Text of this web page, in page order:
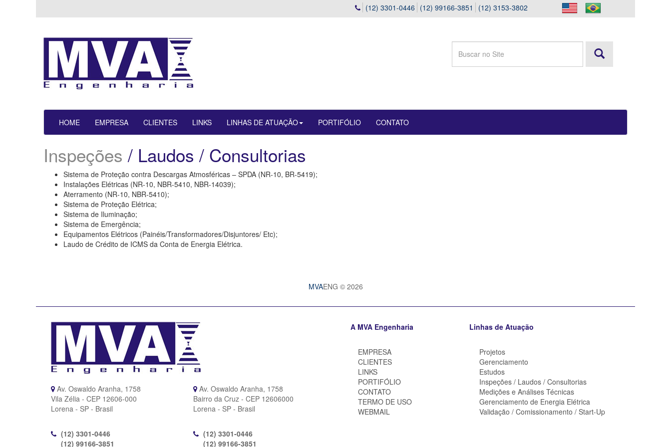
(12) 3301-0446 (12) 99166-3851 (12) 3153-3802
HOME EMPRESA CLIENTES LINKS LINHAS DE ATUAÇÃO PORTIFÓLIO CONTATO
Inspeções/ Laudos / Consultorias
Sistema de Proteção contra Descargas Atmosféricas – SPDA (NR-10, BR-5419);
Instalações Elétricas (NR-10, NBR-5410, NBR-14039);
Aterramento (NR-10, NBR-5410);
Sistema de Proteção Elétrica;
Sistema de Iluminação;
Sistema de Emergência;
Equipamentos Elétricos (Painéis/Transformadores/Disjuntores/ Etc);
Laudo de Crédito de ICMS da Conta de Energia Elétrica.
MVAENG © 2026
Av. Oswaldo Aranha, 1758
Vila Zélia - CEP 12606-000
Lorena - SP - Brasil
(12) 3301-0446
(12) 99166-3851
Av. Oswaldo Aranha, 1758
Bairro da Cruz - CEP 12606000
Lorena - SP - Brasil
(12) 3301-0446
(12) 99166-3851
A MVA Engenharia
EMPRESA
CLIENTES
LINKS
PORTIFÓLIO
CONTATO
TERMO DE USO
WEBMAIL
Linhas de Atuação
Projetos
Gerenciamento
Estudos
Inspeções / Laudos / Consultorias
Medições e Análises Técnicas
Gerenciamento de Energia Elétrica
Validação / Comissionamento / Start-Up